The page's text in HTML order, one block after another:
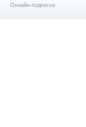
Онлайн-подписка